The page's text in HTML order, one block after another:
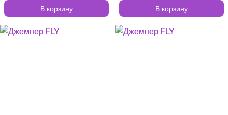
В корзину В корзину